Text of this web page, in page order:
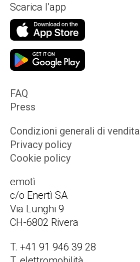
Scarica l’app
FAQ
Press
Condizioni generali di vendita
Privacy policy
Cookie policy
emotì
c/o Enertì SA
Via Lunghi 9
CH-6802 Rivera
T. +41 91 946 39 28